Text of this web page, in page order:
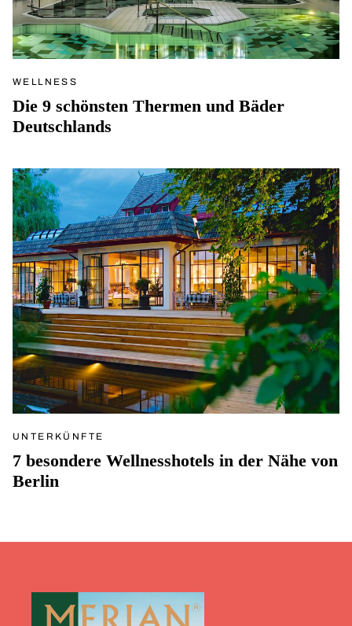
WELLNESS
Die 9 schönsten Thermen und Bäder
Deutschlands
UNTERKÜNFTE
7 besondere Wellnesshotels in der Nähe von
Berlin